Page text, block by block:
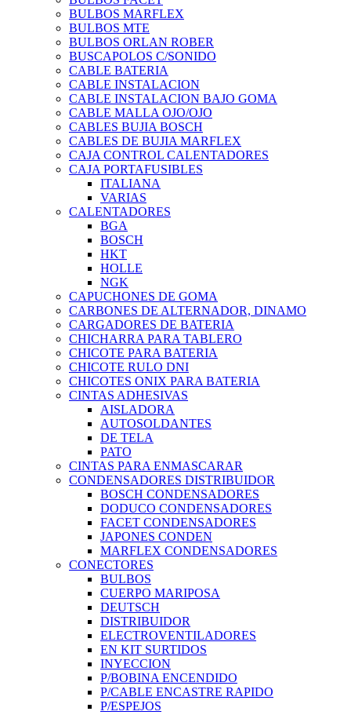
BULBOS MARFLEX
BULBOS MTE
BULBOS ORLAN ROBER
BUSCAPOLOS C/SONIDO
CABLE BATERIA
CABLE INSTALACION
CABLE INSTALACION BAJO GOMA
CABLE MALLA OJO/OJO
CABLES BUJIA BOSCH
CABLES DE BUJIA MARFLEX
CAJA CONTROL CALENTADORES
CAJA PORTAFUSIBLES
ITALIANA
VARIAS
CALENTADORES
BGA
BOSCH
HKT
HOLLE
NGK
CAPUCHONES DE GOMA
CARBONES DE ALTERNADOR, DINAMO
CARGADORES DE BATERIA
CHICHARRA PARA TABLERO
CHICOTE PARA BATERIA
CHICOTE RULO DNI
CHICOTES ONIX PARA BATERIA
CINTAS ADHESIVAS
AISLADORA
AUTOSOLDANTES
DE TELA
PATO
CINTAS PARA ENMASCARAR
CONDENSADORES DISTRIBUIDOR
BOSCH CONDENSADORES
DODUCO CONDENSADORES
FACET CONDENSADORES
JAPONES CONDEN
MARFLEX CONDENSADORES
CONECTORES
BULBOS
CUERPO MARIPOSA
DEUTSCH
DISTRIBUIDOR
ELECTROVENTILADORES
EN KIT SURTIDOS
INYECCION
P/BOBINA ENCENDIDO
P/CABLE ENCASTRE RAPIDO
P/ESPEJOS